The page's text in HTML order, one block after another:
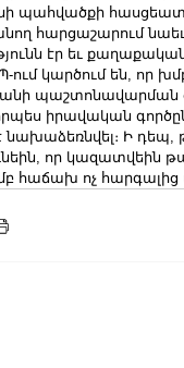
պահվածքի
հարցաշարում
էր եւ
ում կարծում են, որ
պաշտոնավարման
իրավական
նախաձեռնվել։ Ի
որ
հաճախ ոչ հարգալից